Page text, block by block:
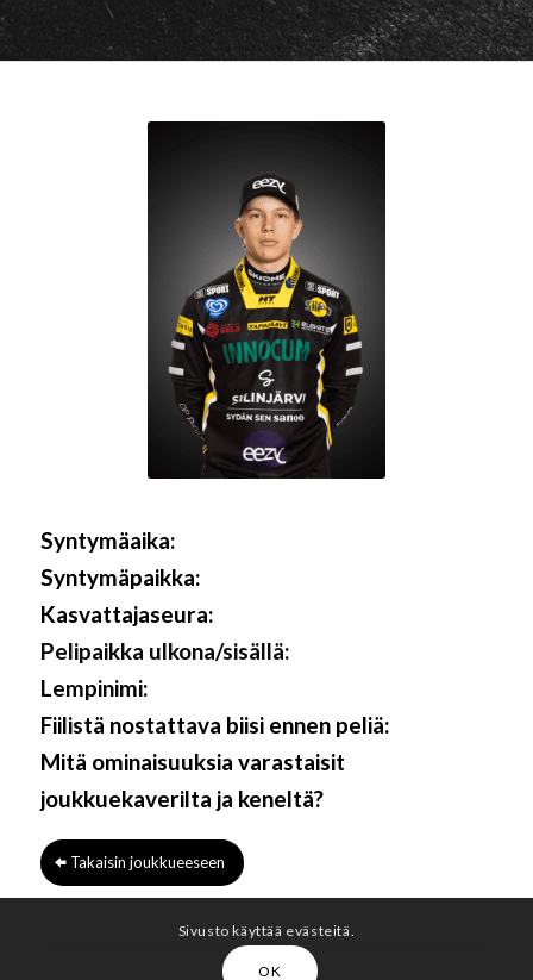
Syntymäaika:
Syntymäpaikka:
Kasvattajaseura:
Pelipaikka ulkona/sisällä:
Lempinimi:
Fiilistä nostattava biisi ennen peliä:
Mitä ominaisuuksia varastaisit
joukkuekaverilta ja keneltä?
Takaisin joukkueeseen
Sivusto käyttää evästeitä.
OK